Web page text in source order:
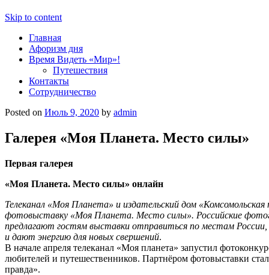
Skip to content
Главная
Афоризм дня
Время Видеть «Мир»!
Путешествия
Контакты
Сотрудничество
Posted on Июль 9, 2020 by admin
Галерея «Моя Планета. Место силы»
Первая галерея
«Моя Планета. Место силы» онлайн
Телеканал «Моя Планета» и издательский дом
фотовыставку «Моя Планета. Место силы». Российские
предлагают гостям выставки отправиться по местам
и дают энергию для новых свершений.
В начале апреля телеканал «Моя планета» запустил
любителей и путешественников. Партнёром фотовыставки
правда».